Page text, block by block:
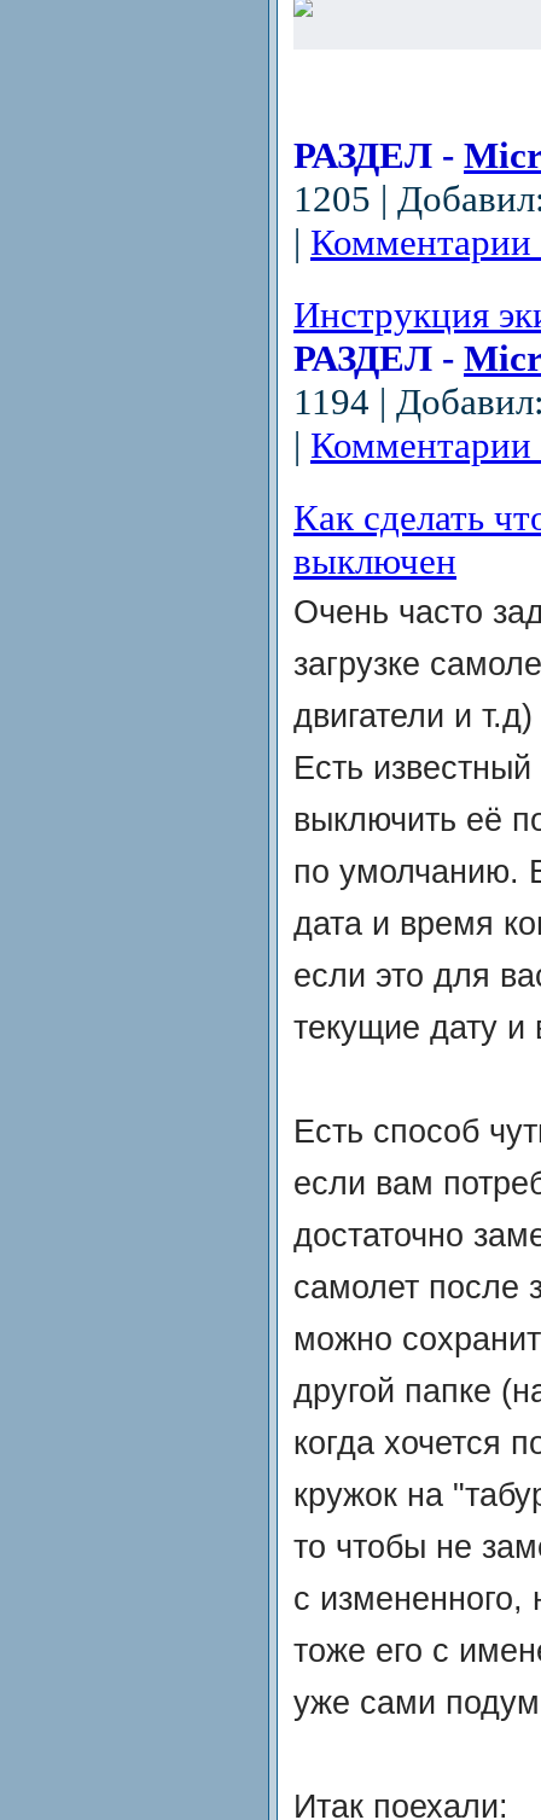
РАЗДЕЛ -
1205 |
| Комментарии
Инструкция
РАЗДЕЛ -
1194 |
| Комментарии
Как сделать
выключен
Очень часто
загрузке
двигатели и т.д)
Есть
выключить её
по умолчанию.
дата и время
если это для
текущие дату и
Есть способ
если вам
достаточно
самолет после
можно
другой папке
когда хочется
кружок на
то чтобы не
с
тоже его с
уже сами
Итак поехали: